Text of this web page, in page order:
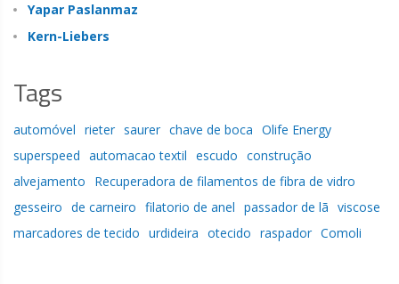
Yapar Paslanmaz
Kern-Liebers
Tags
automóvel rieter saurer chave de boca Olife Energy
superspeed automacao textil escudo construção
alvejamento
Recuperadora de filamentos de fibra de vidro
gesseiro de carneiro filatorio de anel passador de lã viscose
marcadores de tecido urdideira otecido raspador Comoli